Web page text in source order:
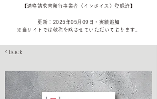
​【適格請求書発行事業者（インボイス）登録済】
更新：2025年05 月09 日・実績追加
​※当サイトでは敬称を 略させていただいております。
< Back